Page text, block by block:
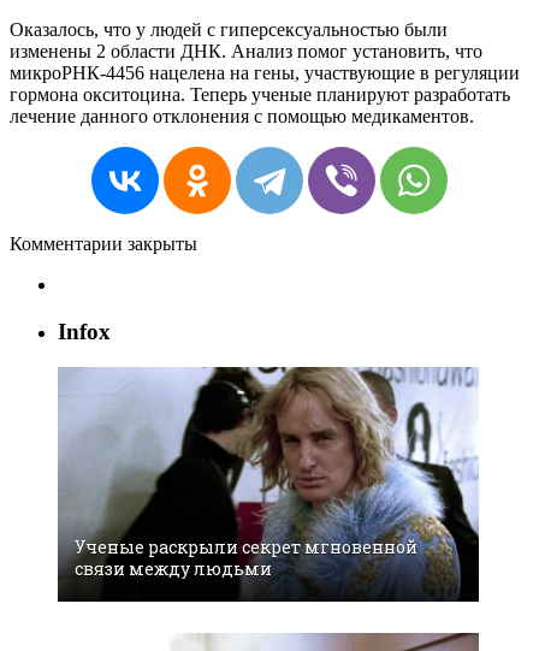
Оказалось, что у людей с гиперсексуальностью были
изменены 2 области ДНК. Анализ помог установить, что
микроРНК-4456 нацелена на гены, участвующие в регуляции
гормона окситоцина. Теперь ученые планируют разработать
лечение данного отклонения с помощью медикаментов.
Комментарии закрыты
Infox
Ученые раскрыли секрет мгновенной
связи между людьми